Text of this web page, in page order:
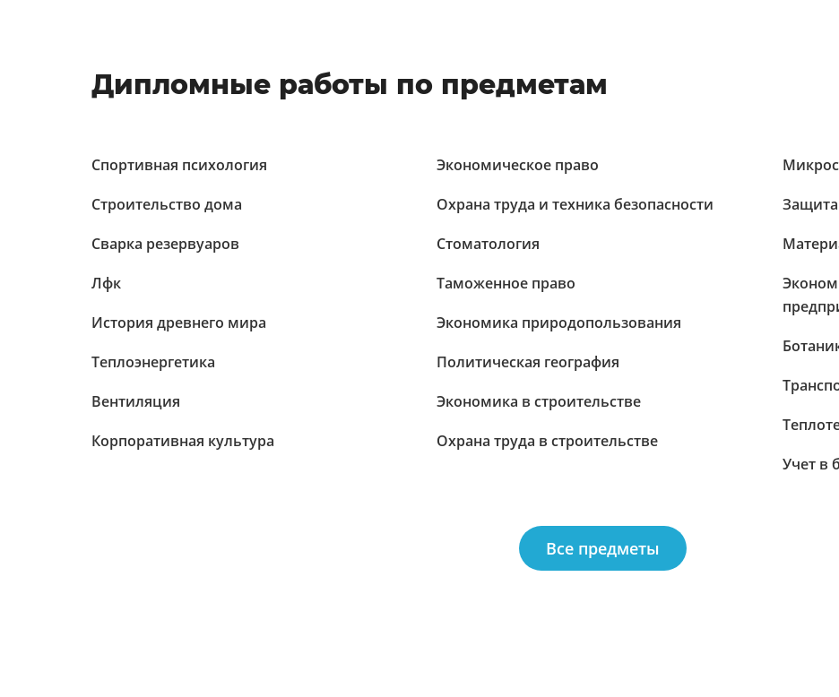
Дипломные работы по предметам
Спортивная психология
Строительство дома
Сварка резервуаров
Лфк
История древнего мира
Теплоэнергетика
Вентиляция
Корпоративная культура
Экономическое право
Охрана труда и техника безопасности
Стоматология
Таможенное право
Экономика природопользования
Политическая география
Экономика в строительстве
Охрана труда в строительстве
Учет в
Все предметы